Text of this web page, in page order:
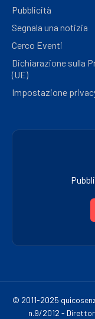
Pubblicità
Segnala una notizia
Cerco Eventi
Dichiarazione sulla
(UE)
Impostazione
© 2011-2025
n.9/2012 -